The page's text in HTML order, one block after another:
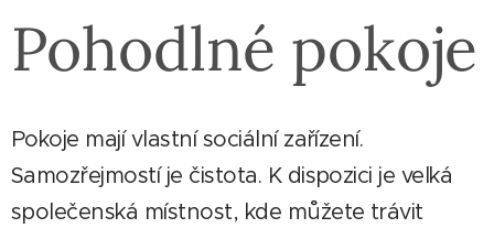
Pohodlné pokoje
Pokoje mají vlastní sociální zařízení.
Samozřejmostí je čistota. K dispozici je velká
společenská místnost, kde můžete trávit